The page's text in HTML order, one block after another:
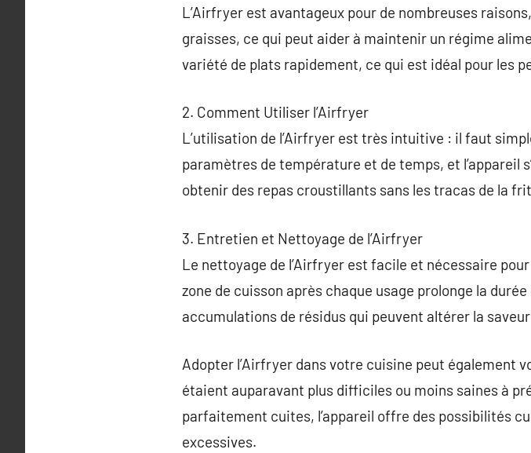
L’Airfryer est avantageux pour de nombreuses
graisses, ce qui peut aider à maintenir un régime
variété de plats rapidement, ce qui est idéal pour les
2. Comment Utiliser l’Airfryer
L’utilisation de l’Airfryer est très intuitive : il faut
paramètres de température et de temps, et l’appareil
obtenir des repas croustillants sans les tracas de la
3. Entretien et Nettoyage de l’Airfryer
Le nettoyage de l’Airfryer est facile et nécessaire
zone de cuisson après chaque usage prolonge la
accumulations de résidus qui peuvent altérer la
Adopter l’Airfryer dans votre cuisine peut également
étaient auparavant plus difficiles ou moins saines à
parfaitement cuites, l’appareil offre des possibilités
excessives.